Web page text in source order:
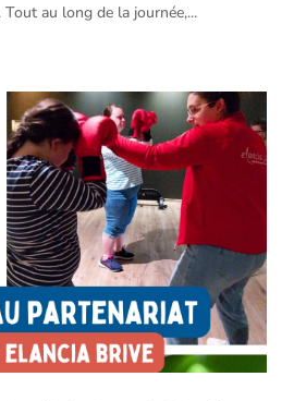
au long de la journée,...